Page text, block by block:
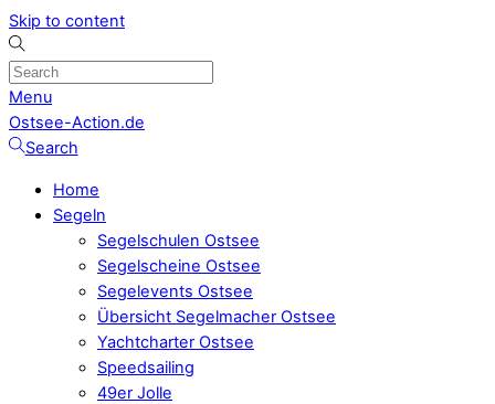
Skip to content
Menu
Ostsee-Action.de
Search
Home
Segeln
Segelschulen Ostsee
Segelscheine Ostsee
Segelevents Ostsee
Übersicht Segelmacher Ostsee
Yachtcharter Ostsee
Speedsailing
49er Jolle